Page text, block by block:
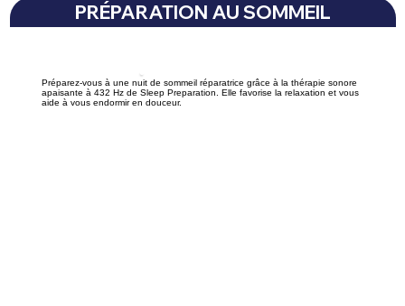
PRÉPARATION AU SOMMEIL
Préparez-vous à une nuit de sommeil réparatrice grâce à la thérapie sonore
apaisante à 432 Hz de Sleep Preparation. Elle favorise la relaxation et vous
aide à vous endormir en douceur.